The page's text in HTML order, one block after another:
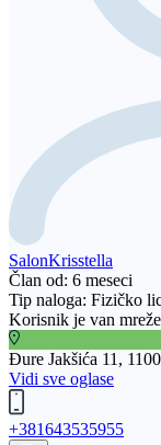
SalonKrisstella
Član od: 6 meseci
Tip naloga: Fizičko
Korisnik je van mreže
Đure Jakšića 11,
Vidi sve oglase
+381643535955